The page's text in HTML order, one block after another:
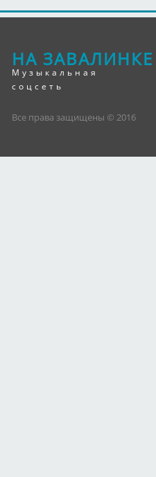
НА ЗАВАЛИНКЕ
Музыкальная
соцсеть
Все права защищены © 2016